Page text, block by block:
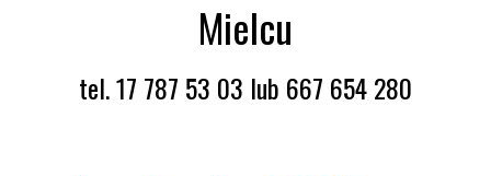
Mielcu
tel. 17 787 53 03 lub 667 654 280